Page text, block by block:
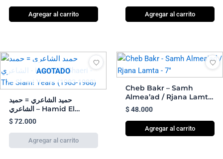
Agregar al carrito Agregar al carrito
AGOTADO
حميد الشاعري = حميد
الشاعري – Hamid El
Shaeri – The Slam! Years
(1983-1988)
$72.000
Cheb Bakr – Samh
Almea’ad / Rjana Lamta
– 7″
$48.000
Agregar al carrito